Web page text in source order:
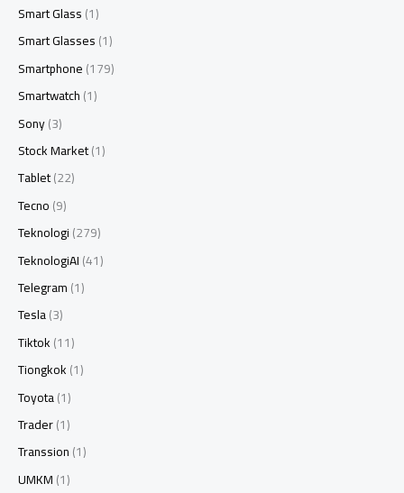
Smart Glass(1)
Smart Glasses(1)
Smartphone(179)
Smartwatch(1)
Sony(3)
Stock Market(1)
Tablet(22)
Tecno(9)
Teknologi(279)
TeknologiAI(41)
Telegram(1)
Tesla(3)
Tiktok(11)
Tiongkok(1)
Toyota(1)
Trader(1)
Transsion(1)
UMKM(1)